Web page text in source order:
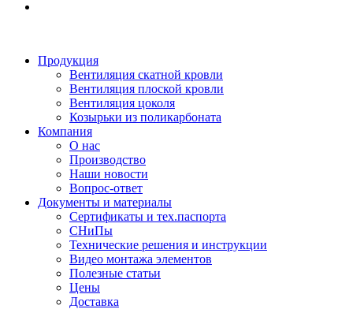
Продукция
Вентиляция скатной кровли
Вентиляция плоской кровли
Вентиляция цоколя
Козырьки из поликарбоната
Компания
О нас
Производство
Наши новости
Вопрос-ответ
Документы и материалы
Сертификаты и тех.паспорта
СНиПы
Технические решения и инструкции
Видео монтажа элементов
Полезные статьи
Цены
Доставка